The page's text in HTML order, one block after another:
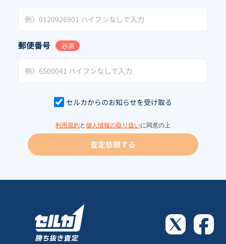
郵便番号 必須
セルカからのお知らせを受け取る
利用規約と 個人情報の取り扱いに同意の上
査定依頼する